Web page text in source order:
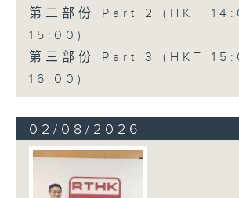
第二部份 Part 2 (HKT
15:00)
第三部份 Part 3 (HKT
16:00)
02/08/2026